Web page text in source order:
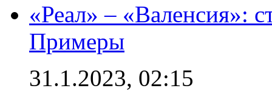
«Реал» – «Валенсия»:
Примеры
31.1.2023, 02:15